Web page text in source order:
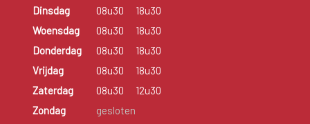
Dinsdag
08u30
18u30
Woensdag
08u30
18u30
Donderdag
08u30
18u30
Vrijdag
08u30
18u30
Zaterdag
08u30
12u30
Zondag
gesloten